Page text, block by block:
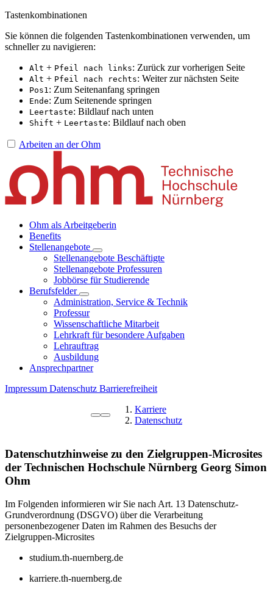
Tastenkombinationen
Sie können die folgenden Tastenkombinationen verwenden, um
schneller zu navigieren:
Alt + Pfeil nach links: Zurück zur vorherigen Seite
Alt + Pfeil nach rechts: Weiter zur nächsten Seite
Pos1: Zum Seitenanfang springen
Ende: Zum Seitenende springen
Leertaste: Bildlauf nach unten
Shift + Leertaste: Bildlauf nach oben
Arbeiten an der Ohm
Ohm als Arbeitgeberin
Benefits
Stellenangebote
Stellenangebote Beschäftigte
Stellenangebote Professuren
Jobbörse für Studierende
Berufsfelder
Administration, Service & Technik
Professur
Wissenschaftliche Mitarbeit
Lehrkraft für besondere Aufgaben
Lehrauftrag
Ausbildung
Ansprechpartner
Impressum Datenschutz Barrierefreiheit
Karriere
Datenschutz
Datenschutzhinweise zu den Zielgruppen-Microsites
der Technischen Hochschule Nürnberg Georg Simon
Ohm
Im Folgenden informieren wir Sie nach Art. 13 Datenschutz-
Grundverordnung (DSGVO) über die Verarbeitung
personenbezogener Daten im Rahmen des Besuchs der
Zielgruppen-Microsites
studium.th-nuernberg.de
karriere.th-nuernberg.de